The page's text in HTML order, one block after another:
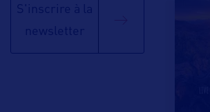
S'inscrire à la
newsletter